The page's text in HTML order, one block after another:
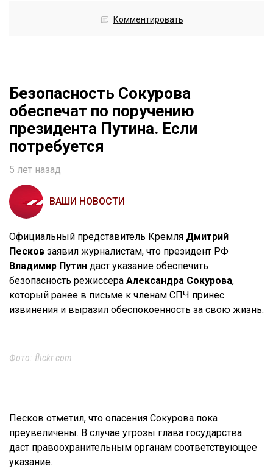
Комментировать
Безопасность Сокурова
обеспечат по поручению
президента Путина. Если
потребуется
5 лет назад
ВАШИ НОВОСТИ
Официальный представитель Кремля Дмитрий
Песков заявил журналистам, что президент РФ
Владимир Путин даст указание обеспечить
безопасность режиссера Александра Сокурова,
который ранее в письме к членам СПЧ принес
извинения и выразил обеспокоенность за свою жизнь.
Фото: flickr.com
Песков отметил, что опасения Сокурова пока
преувеличены. В случае угрозы глава государства
даст правоохранительным органам соответствующее
указание.